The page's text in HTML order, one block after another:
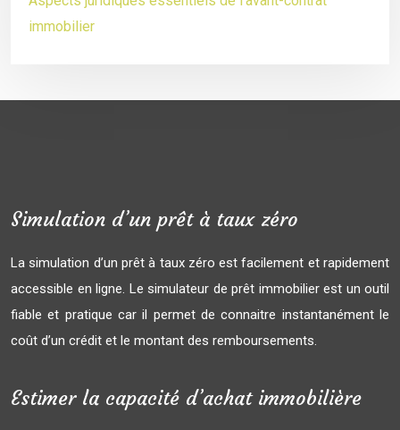
immobilier
Simulation d’un prêt à taux zéro
La simulation d’un prêt à taux zéro est facilement et rapidement
accessible en ligne. Le simulateur de prêt immobilier est un outil
fiable et pratique car il permet de connaitre instantanément le
coût d’un crédit et le montant des remboursements.
Estimer la capacité d’achat immobilière